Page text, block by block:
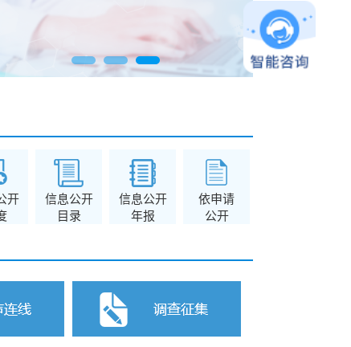
医疗保险转移接续... 医疗保险参保情况
开
信息公开
目录
信息公开
年报
依申请
公开